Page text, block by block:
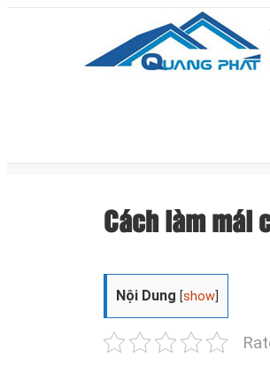
Cách làm mái
Nội Dung [show